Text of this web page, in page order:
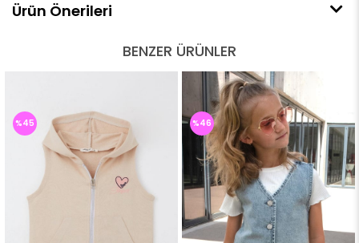
Ürün Önerileri
BENZER ÜRÜNLER
%45 %46